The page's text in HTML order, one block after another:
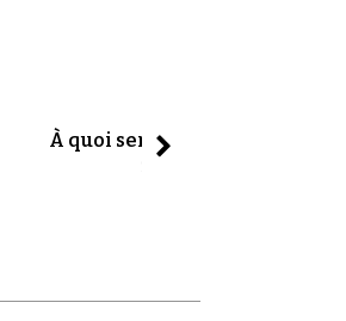
À quoi servent les slogans ?